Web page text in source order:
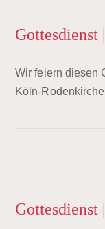
Gottesdienst
Wir feiern diesen
Köln-
Gottesdienst